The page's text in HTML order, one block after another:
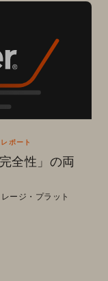
ポート
全性」の両
ージ・プラット